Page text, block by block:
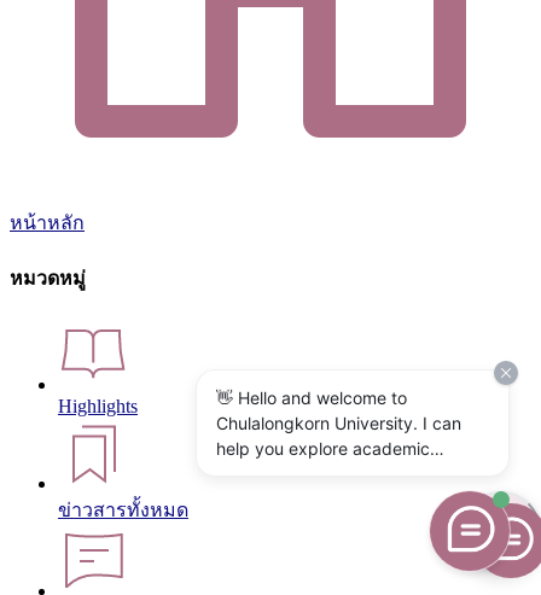
หน้าหลัก
หมวดหมู่
Highlights
ข่าวสารทั้งหมด
👋 Hello and welcome to
Chulalongkorn University. I can
help you explore academic